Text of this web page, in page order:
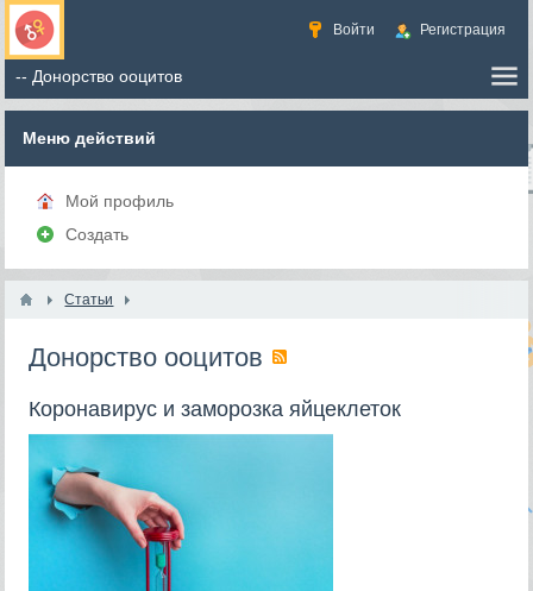
Войти Регистрация
Меню действий
Мой профиль
Создать
Статьи
Донорство ооцитов
Коронавирус и заморозка яйцеклеток